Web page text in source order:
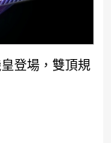
皇登場，雙頂規